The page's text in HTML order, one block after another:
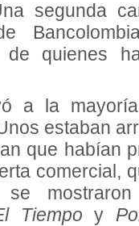
segunda
de quienes
a la
estaban
que habían
comercial,
se
Tiempoy